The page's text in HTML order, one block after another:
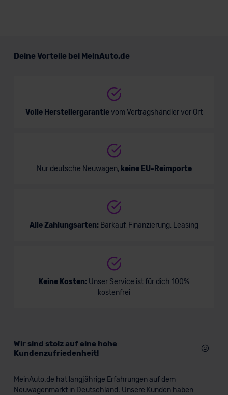
Deine Vorteile bei MeinAuto.de
Volle Herstellergarantievom Vertragshändler vor Ort
Nur deutsche Neuwagen, keine EU-Reimporte
Alle Zahlungsarten: Barkauf, Finanzierung, Leasing
Keine Kosten: Unser Service ist für dich 100%
kostenfrei
Wir sind stolz auf eine hohe
Kundenzufriedenheit!
MeinAuto.de hat langjährige Erfahrungen auf dem
Neuwagenmarkt in Deutschland. Unsere Kunden haben